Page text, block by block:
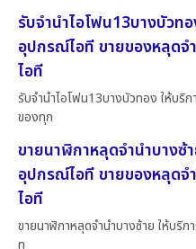
รับจำนำไอโฟน13บางบัวท
อุปกรณ์ไอที ขายของหลุด
ไอที
รับจำนำไอโฟน13บางบัวทอง ให้บริ
ของทุก
ขายนาฬิกาหลุดจำนำบางซ้
อุปกรณ์ไอที ขายของหลุด
ไอที
ขายนาฬิกาหลุดจำนำบางซ้าย ให้บริ
ทุ